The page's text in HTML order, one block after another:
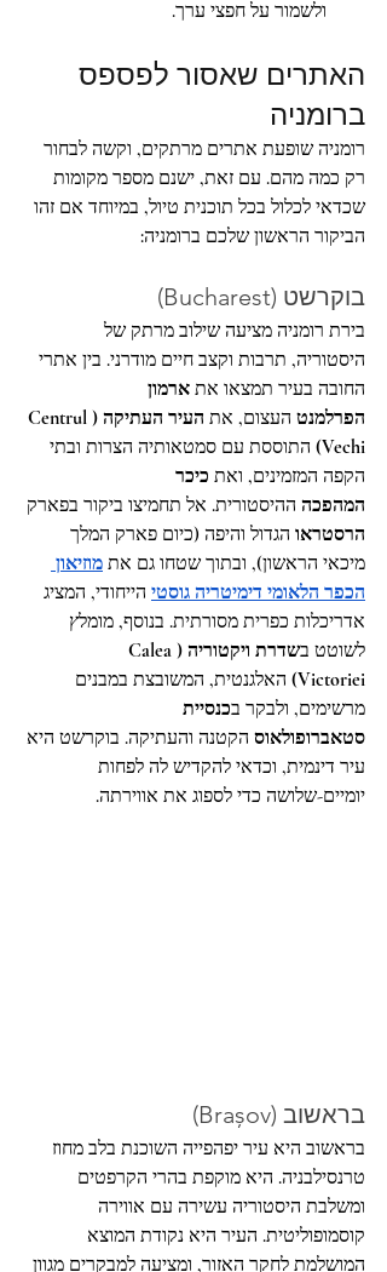
ולשמור על חפצי ערך.
האתרים שאסור לפספס
ברומניה
רומניה שופעת אתרים מרתקים, וקשה לבחור
רק כמה מהם. עם זאת, ישנם מספר מקומות
שכדאי לכלול בכל תוכנית טיול, במיוחד אם זהו
הביקור הראשון שלכם ברומניה:
בוקרשט (Bucharest)
בירת רומניה מציעה שילוב מרתק של
היסטוריה, תרבות וקצב חיים מודרני. בין אתרי
החובה בעיר תמצאו את ארמון
הפרלמנט העצום, את
העיר העתיקה (Centrul
Vechi) התוססת עם סמטאותיה הצרות ובתי
הקפה המזמינים, ואת כיכר
המהפכה ההיסטורית. אל תחמיצו ביקור בפארק
הרסטראו הגדול והיפה (כיום פארק המלך
מיכאי הראשון), ובתוך שטחו גם את מוזיאון
הכפר הלאומי דימיטריה גוסטי הייחודי, המציג
אדריכלות כפרית מסורתית. בנוסף, מומלץ
לשוטט ב
שדרת ויקטוריה (Calea
Victoriei) האלגנטית, המשובצת במבנים
מרשימים, ולבקר בכנסיית
סטאברופולאוס הקטנה והעתיקה. בוקרשט היא
עיר דינמית, וכדאי להקדיש לה לפחות
יומיים-שלושה כדי לספוג את אווירתה.
בראשוב (Brașov)
בראשוב היא עיר יפהפייה השוכנת בלב מחוז
טרנסילבניה. היא מוקפת בהרי הקרפטים
ומשלבת היסטוריה עשירה עם אווירה
קוסמופוליטית. העיר היא נקודת המוצא
המושלמת לחקר האזור, ומציעה למבקרים מגוון